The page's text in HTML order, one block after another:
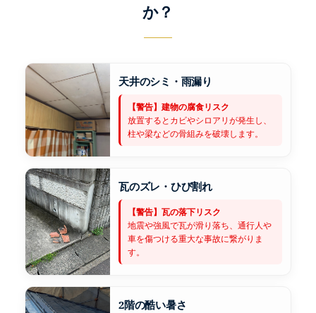
か？
天井のシミ・雨漏り
【警告】建物の腐食リスク
放置するとカビやシロアリが発生し、
柱や梁などの骨組みを破壊します。
瓦のズレ・ひび割れ
【警告】瓦の落下リスク
地震や強風で瓦が滑り落ち、通行人や
車を傷つける重大な事故に繋がりま
す。
2階の酷い暑さ